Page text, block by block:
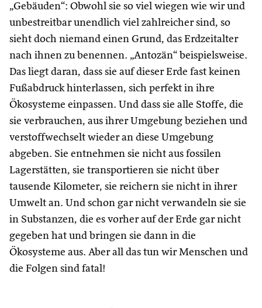
„Gebäuden“: Obwohl sie so viel wiegen wie wir und
unbestreitbar unendlich viel zahlreicher sind, so
sieht doch niemand einen Grund, das Erdzeitalter
nach ihnen zu benennen. „Antozän“ beispielsweise.
Das liegt daran, dass sie auf dieser Erde fast keinen
Fußabdruck hinterlassen, sich perfekt in ihre
Ökosysteme einpassen. Und dass sie alle Stoffe, die
sie verbrauchen, aus ihrer Umgebung beziehen und
verstoffwechselt wieder an diese Umgebung
abgeben. Sie entnehmen sie nicht aus fossilen
Lagerstätten, sie transportieren sie nicht über
tausende Kilometer, sie reichern sie nicht in ihrer
Umwelt an. Und schon gar nicht verwandeln sie sie
in Substanzen, die es vorher auf der Erde gar nicht
gegeben hat und bringen sie dann in die
Ökosysteme aus. Aber all das tun wir Menschen und
die Folgen sind fatal!